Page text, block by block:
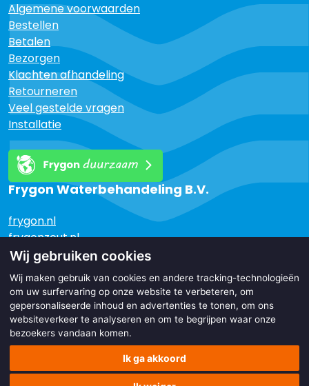
Algemene voorwaarden
Bestellen
Betalen
Bezorgen
Klachten afhandeling
Retourneren
Veel gestelde vragen
Installatie
Frygon Waterbehandeling B.V.
frygon.nl
frygonzout.nl
frygontanks.nl
Authorized Distributor
Copyright © 2017 - 2026
Wij gebruiken cookies
Wij maken gebruik van cookies en andere tracking-technologieën
om uw surfervaring op onze website te verbeteren, om
gepersonaliseerde inhoud en advertenties te tonen, om ons
websiteverkeer te analyseren en om te begrijpen waar onze
bezoekers vandaan komen.
Ik ga akkoord